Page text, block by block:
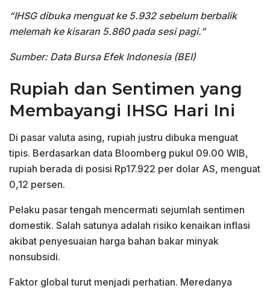
“IHSG dibuka menguat ke 5.932 sebelum berbalik
melemah ke kisaran 5.860 pada sesi pagi.”
Sumber: Data Bursa Efek Indonesia (BEI)
Rupiah dan Sentimen yang
Membayangi IHSG Hari Ini
Di pasar valuta asing, rupiah justru dibuka menguat
tipis. Berdasarkan data Bloomberg pukul 09.00 WIB,
rupiah berada di posisi Rp17.922 per dolar AS, menguat
0,12 persen.
Pelaku pasar tengah mencermati sejumlah sentimen
domestik. Salah satunya adalah risiko kenaikan inflasi
akibat penyesuaian harga bahan bakar minyak
nonsubsidi.
Faktor global turut menjadi perhatian. Meredanya